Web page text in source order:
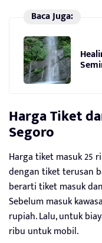
Baca Juga:
HargaTiket
Segoro
Harga tiket masuk 25
dengan tiket terusan
berarti tiket masuk
Sebelum masuk
rupiah. Lalu, untuk
ribu untuk mobil.